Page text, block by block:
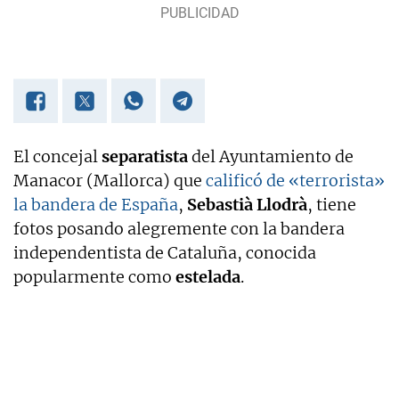
El concejalseparatistadel Ayuntamiento de
Manacor (Mallorca) que calificó de «terrorista»
la bandera de España, Sebastià Llodrà, tiene
fotos posando alegremente con la bandera
independentista de Cataluña, conocida
popularmente como estelada.